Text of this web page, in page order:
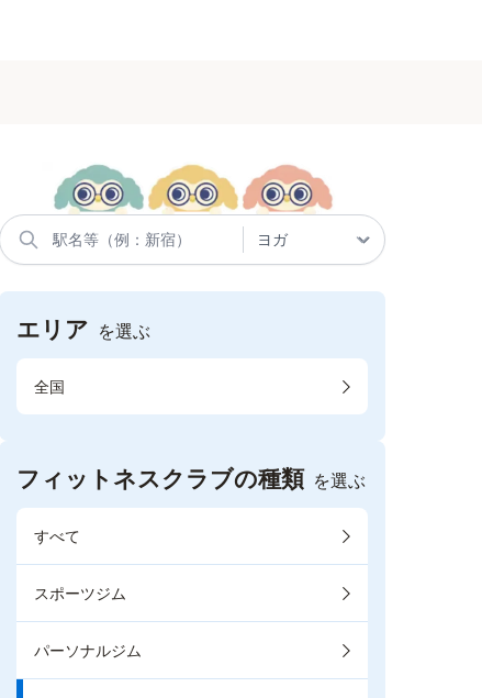
エリア を選ぶ
全国
フィットネスクラブの種類 を選ぶ
すべて
スポーツジム
パーソナルジム